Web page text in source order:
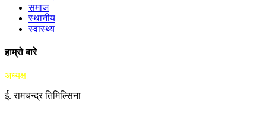
समाज
स्थानीय
स्वास्थ्य
हाम्रो बारे
अध्यक्ष
ई. रामचन्द्र तिमिल्सिना